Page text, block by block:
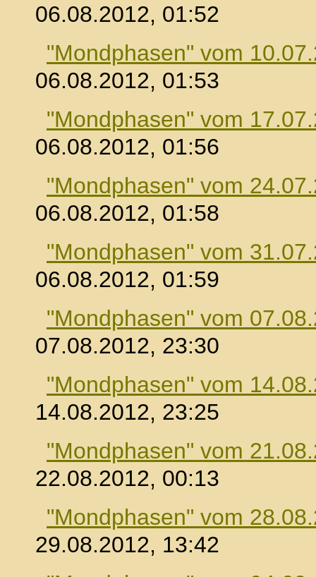
06.08.2012, 01:52
"Mondphasen" vom
06.08.2012, 01:53
"Mondphasen" vom
06.08.2012, 01:56
"Mondphasen" vom
06.08.2012, 01:58
"Mondphasen" vom
06.08.2012, 01:59
"Mondphasen" vom
07.08.2012, 23:30
"Mondphasen" vom
14.08.2012, 23:25
"Mondphasen" vom
22.08.2012, 00:13
"Mondphasen" vom
29.08.2012, 13:42